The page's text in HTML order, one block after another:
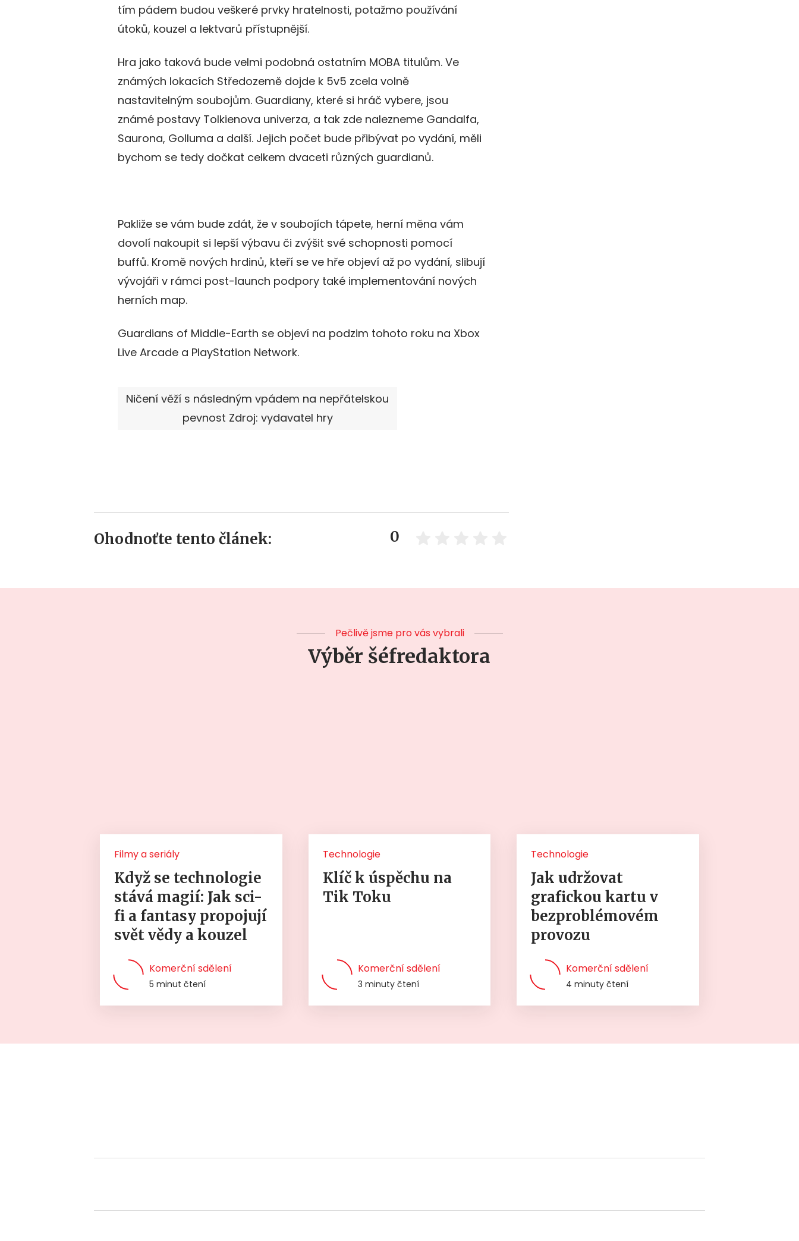
tím pádem budou veškeré prvky hratelnosti, potažmo používání
útoků, kouzel a lektvarů přístupnější.
Hra jako taková bude velmi podobná ostatním MOBA titulům. Ve
známých lokacích Středozemě dojde k 5v5 zcela volně
nastavitelným soubojům. Guardiany, které si hráč vybere, jsou
známé postavy Tolkienova univerza, a tak zde nalezneme Gandalfa,
Saurona, Golluma a další. Jejich počet bude přibývat po vydání, měli
bychom se tedy dočkat celkem dvaceti různých guardianů.
Pakliže se vám bude zdát, že v soubojích tápete, herní měna vám
dovolí nakoupit si lepší výbavu či zvýšit své schopnosti pomocí
buffů. Kromě nových hrdinů, kteří se ve hře objeví až po vydání, slibují
vývojáři v rámci post-launch podpory také implementování nových
herních map.
Guardians of Middle-Earth se objeví na podzim tohoto roku na Xbox
Live Arcade a PlayStation Network.
Ničení věží s následným vpádem na nepřátelskou
pevnost Zdroj: vydavatel hry
Ohodnoťte tento článek: 0
Pečlivě jsme pro vás vybrali
Výběr šéfredaktora
Filmy a seriály
Když se technologie
stává magií: Jak sci-
fi a fantasy propojují
svět vědy a kouzel
Komerční sdělení
5 minut čtení
Technologie
Klíč k úspěchu na
Tik Toku
Komerční sdělení
3 minuty čtení
Technologie
Jak udržovat
grafickou kartu v
bezproblémovém
provozu
Komerční sdělení
4 minuty čtení